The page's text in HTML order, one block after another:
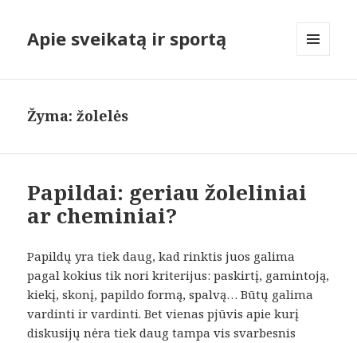
Apie sveikatą ir sportą
Žyma:žolelės
Papildai: geriau žoleliniai
ar cheminiai?
Papildų yra tiek daug, kad rinktis juos galima
pagal kokius tik nori kriterijus: paskirtį, gamintoją,
kiekį, skonį, papildo formą, spalvą… Būtų galima
vardinti ir vardinti. Bet vienas pjūvis apie kurį
diskusijų nėra tiek daug tampa vis svarbesnis